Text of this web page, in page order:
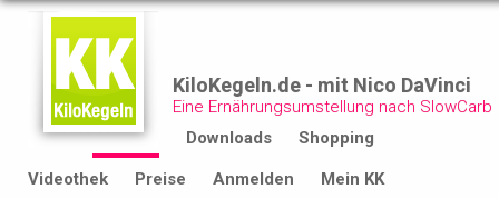
KiloKegeln.de - mit Nico DaVinci
Eine Ernährungsumstellung nach SlowCarb
Start
Rezepte Downloads Shopping
Videothek Preise Anmelden Mein KK